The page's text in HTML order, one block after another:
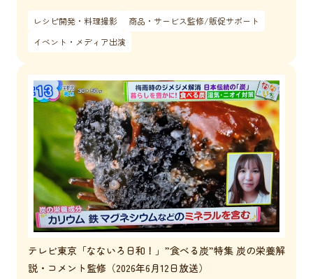
レシピ開発・料理撮影
商品・サービス監修/販促サポート
イベント・メディア出演
テレビ東京「なないろ日和！」”食べる炭”特集 炭の栄養解
説・コメント監修（2026年6月12日放送）